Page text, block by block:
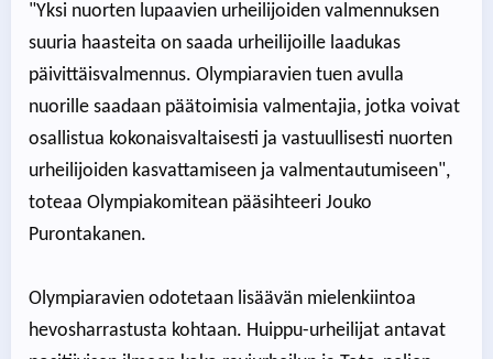
"Yksi nuorten lupaavien urheilijoiden valmennuksen
suuria haasteita on saada urheilijoille laadukas
päivittäisvalmennus. Olympiaravien tuen avulla
nuorille saadaan päätoimisia valmentajia, jotka voivat
osallistua kokonaisvaltaisesti ja vastuullisesti nuorten
urheilijoiden kasvattamiseen ja valmentautumiseen",
toteaa Olympiakomitean pääsihteeri Jouko
Purontakanen.
Olympiaravien odotetaan lisäävän mielenkiintoa
hevosharrastusta kohtaan. Huippu-urheilijat antavat